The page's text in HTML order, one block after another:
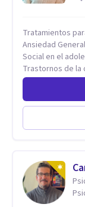
Tratamientos
Ansiedad
Social en el
Trastornos de la
Modificación
conductas
compulsivo.
Evaluación,
Conductas
vínculo del
enfermedades